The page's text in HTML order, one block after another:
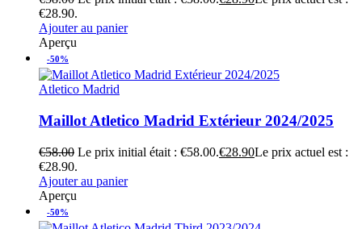
€28.90.
Ajouter au panier
Aperçu
-50%
Atletico Madrid
Maillot Atletico Madrid Extérieur 2024/2025
€58.00 Le prix initial était : €58.00.€28.90Le prix actuel est :
€28.90.
Ajouter au panier
Aperçu
-50%